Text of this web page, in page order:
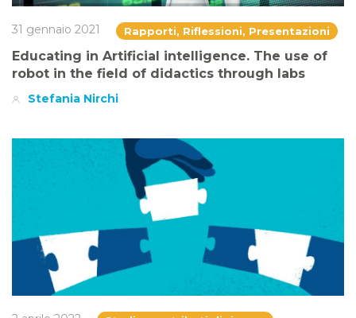
31 gennaio 2021 Rapporti, Riflessioni, Presentazioni
Educating in Artificial intelligence. The use of
robot in the field of didactics through labs
Stefania Nirchi